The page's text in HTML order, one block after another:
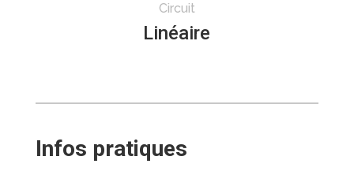
Circuit
Linéaire
Infos pratiques